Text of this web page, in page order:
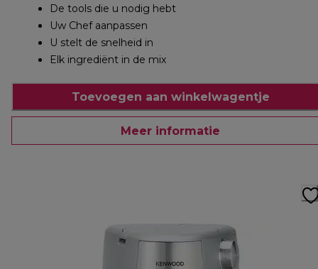
De tools die u nodig hebt
Uw Chef aanpassen
U stelt de snelheid in
Elk ingrediënt in de mix
Toevoegen aan winkelwagentje
Meer informatie